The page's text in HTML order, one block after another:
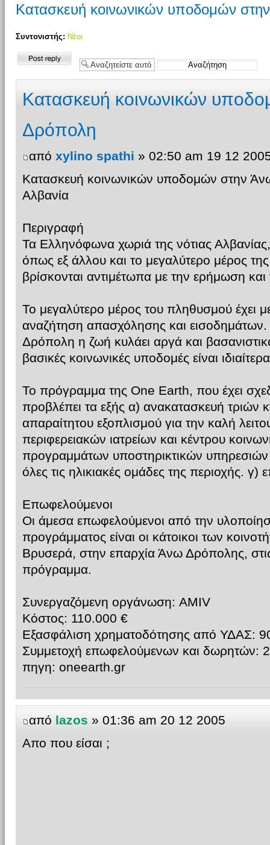
Κατασκευή κοινωνικών υποδομών
Συντονιστής: Νέοι
Δημιουργία
Κατασκευή κοινωνικών
Δρόπολη
από xylino spathi » 02:50 am 19 12
Κατασκευή κοινωνικών υποδομών στην
Αλβανία
Περιγραφή
Τα Ελληνόφωνα χωριά της νότιας
όπως εξ άλλου και το μεγαλύτερο μέρος
βρίσκονται αντιμέτωπα με την ερήμωση και
Το μεγαλύτερο μέρος του πληθυσμού έχει
αναζήτηση απασχόλησης και
Δρόπολη η ζωή κυλάει αργά και
βασικές κοινωνικές υποδομές είναι
Το πρόγραμμα της One Earth, που έχει
προβλέπει τα εξής α) ανακατασκευή τριών
απαραίτητου εξοπλισμού για την καλή
περιφερειακών ιατρείων και κέντρου
προγραμμάτων υποστηρικτικών υπηρεσιών
όλες τις ηλικιακές ομάδες της περιοχής.
Επωφελούμενοι
Οι άμεσα επωφελούμενοι από την
προγράμματος είναι οι κάτοικοι των
Βρυσερά, στην επαρχία Άνω Δρόπολης,
πρόγραμμα.
Συνεργαζόμενη οργάνωση: AMIV
Κόστος: 110.000 €
Εξασφάλιση χρηματοδότησης από ΥΔΑΣ:
Συμμετοχή επωφελούμενων και δωρητών:
πηγη: oneearth.gr
από lazos » 01:36 am 20 12 2005
Απο που είσαι ;